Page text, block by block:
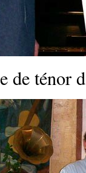
de ténor